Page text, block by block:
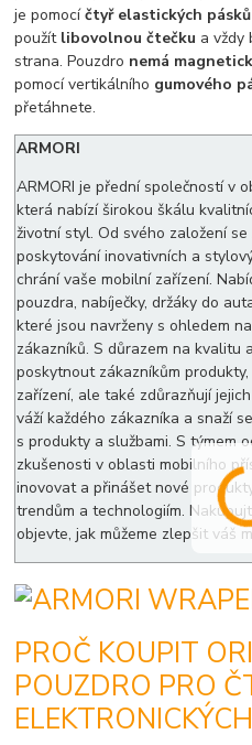
je pomocíčtyř elastických
použít libovolnou čtečku a vždy
strana. Pouzdro nemá
pomocí vertikálního gumového
přetáhnete.
ARMORI
ARMORI je přední společností v
která nabízí širokou škálu
životní styl. Od svého založení
poskytování inovativních a
chrání vaše mobilní zařízení.
pouzdra, nabíječky, držáky do
které jsou navrženy s ohledem
zákazníků. S důrazem na kvalitu
poskytnout zákazníkům
zařízení, ale také zdůrazňují
váží každého zákazníka a snaží
s produkty a službami. S týmem
zkušenosti v oblasti mobilního
inovovat a přinášet nové
trendům a technologiím.
objevte, jak můžeme zlepšit váš
PROČ KOUPIT
POUZDRO PRO